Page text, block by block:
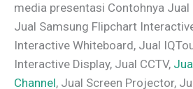
media presentasi Contohnya Jual
Jual Samsung Flipchart
Interactive Whiteboard, Jual
Interactive Display, Jual CCTV,
Channel, Jual Screen Projector,